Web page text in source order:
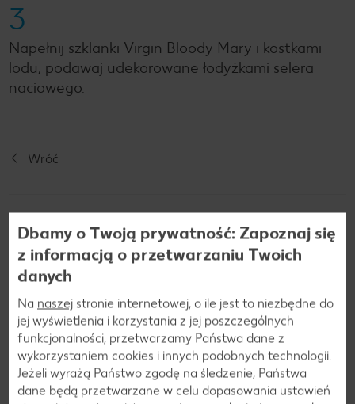
3
Napełnij szklanki Virgin Bloody Mary i kostkami
lodu, podawaj udekorowane łodyżkami selera
naciowego.
Wróć
Jesteśmy w mediach społeczniościowych!
Dbamy o Twoją prywatność: Zapoznaj się
z informacją o przetwarzaniu Twoich
danych
Na naszej stronie internetowej, o ile jest to niezbędne do
jej wyświetlenia i korzystania z jej poszczególnych
funkcjonalności, przetwarzamy Państwa dane z
wykorzystaniem cookies i innych podobnych technologii.
Jeżeli wyrażą Państwo zgodę na śledzenie, Państwa
dane będą przetwarzane w celu dopasowania ustawień